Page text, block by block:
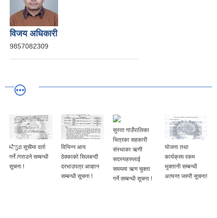
विजय अधिकारी
9857082309
मौजुदा सूचीमा दर्ता
गर्ने /गराउने सम्बन्धी
सूचना !
विभिन्न आय
ठेक्काको सिलबन्दी
दरभाउपत्र आव्हान
सम्बन्धी सूचना !
सुस्ता गाउँपालिका
भित्रका सहकारी
संस्थाका ऋणी
सदस्यहरुलाई
समयमा ऋण चुक्ता
गर्ने सम्बन्धी सूचना !
योजना तथा
कार्यक्रम रकम
भुक्तानी सम्बन्धी
अत्यन्त जरुरी सूचना!